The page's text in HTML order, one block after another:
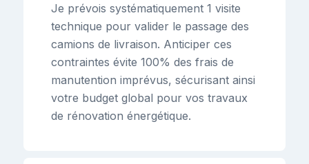
Je prévois systématiquement 1 visite
technique pour valider le passage des
camions de livraison. Anticiper ces
contraintes évite 100% des frais de
manutention imprévus, sécurisant ainsi
votre budget global pour vos travaux
de rénovation énergétique.